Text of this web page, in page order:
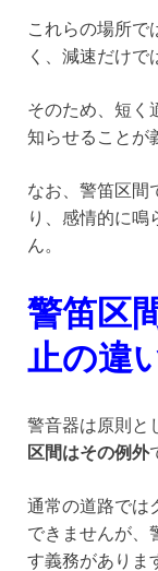
これらの場所で
く、減速だけで
そのため、短く
知らせることが
なお、警笛区間
り、感情的に鳴
ん。
警笛区
止の違
警音器は原則と
区間はその例外
通常の道路では
できませんが、
す義務がありま